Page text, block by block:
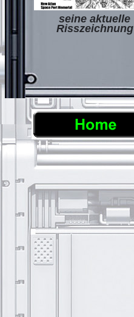
seine aktuelle
Risszeichnung